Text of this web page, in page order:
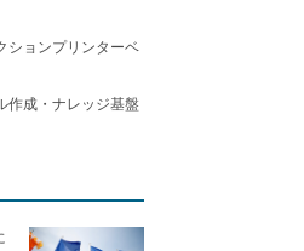
ションプリンターベ
作成・ナレッジ基盤